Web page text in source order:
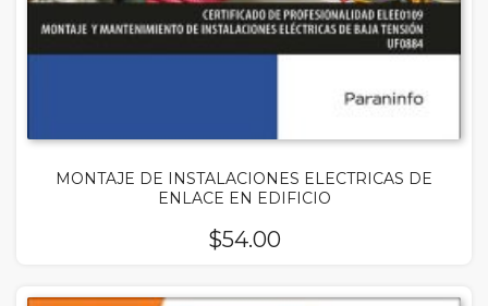
MONTAJE DE INSTALACIONES ELECTRICAS DE
ENLACE EN EDIFICIO
$54.00